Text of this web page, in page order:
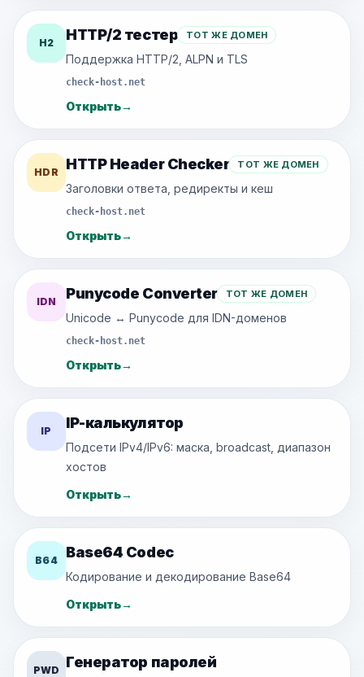
H2 HTTP/2 тестер ТОТ ЖЕ ДОМЕН
Поддержка HTTP/2, ALPN и TLS
check-host.net
Открыть→
HDR HTTP Header Checker ТОТ ЖЕ ДОМЕН
Заголовки ответа, редиректы и кеш
check-host.net
Открыть→
IDN Punycode Converter ТОТ ЖЕ ДОМЕН
Unicode ↔ Punycode для IDN-доменов
check-host.net
Открыть→
IP IP-калькулятор
Подсети IPv4/IPv6: маска, broadcast, диапазон
хостов
Открыть→
B64 Base64 Codec
Кодирование и декодирование Base64
Открыть→
PWD Генератор паролей